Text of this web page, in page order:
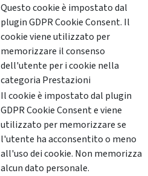
Questo cookie è impostato dal
plugin GDPR Cookie Consent. Il
cookie viene utilizzato per
memorizzare il consenso
dell'utente per i cookie nella
categoria Prestazioni
Il cookie è impostato dal plugin
GDPR Cookie Consent e viene
utilizzato per memorizzare se
l'utente ha acconsentito o meno
all'uso dei cookie. Non memorizza
alcun dato personale.